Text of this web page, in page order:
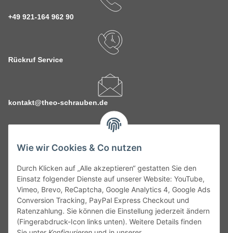
Wie wir Cookies & Co nutzen
Durch Klicken auf „Alle akzeptieren“ gestatten Sie den
Einsatz folgender Dienste auf unserer Website: YouTube,
Vimeo, Brevo, ReCaptcha, Google Analytics 4, Google Ads
Conversion Tracking, PayPal Express Checkout und
Ratenzahlung. Sie können die Einstellung jederzeit ändern
(Fingerabdruck-Icon links unten). Weitere Details finden
+49 921-164 962 90
Rückruf Service
kontakt@theo-schrauben.de
Service
Gesetzliche Informationen
Alle technischen Angaben ohne Gewähr. Irrtümer und fehlerhafte